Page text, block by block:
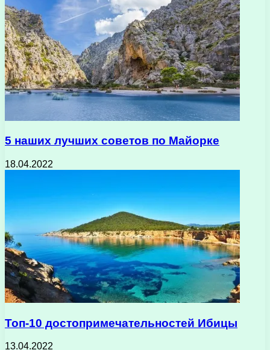
5 наших лучших советов по Майорке
18.04.2022
Топ-10 достопримечательностей Ибицы
13.04.2022